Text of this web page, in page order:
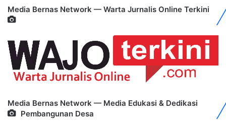
Media Bernas Network — Warta Jurnalis Online Terkini
Media Bernas Network — Media Edukasi & Dedikasi
Pembangunan Desa